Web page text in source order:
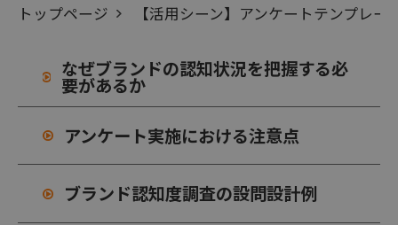
利用の流れ
安心のサポート体制
トップページ 【活用シーン】アンケートテンプレー
なぜブランドの認知状況を把握する必
要があるか
アンケート実施における注意点
ブランド認知度調査の設問設計例